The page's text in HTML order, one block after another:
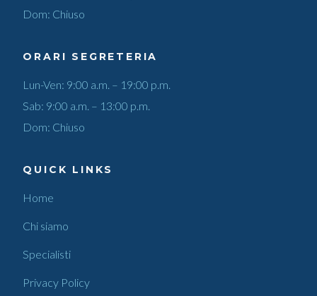
Dom: Chiuso
ORARI SEGRETERIA
Lun-Ven: 9:00 a.m. – 19:00 p.m.
Sab: 9:00 a.m. – 13:00 p.m.
Dom: Chiuso
QUICK LINKS
Home
Chi siamo
Specialisti
Privacy Policy